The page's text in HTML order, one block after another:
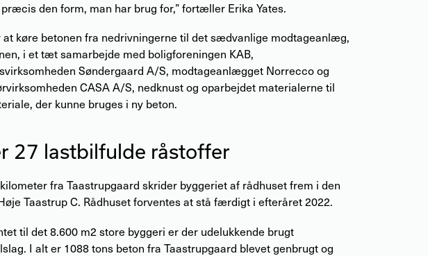
den form, man har brug for,” fortæller Erika Yates.
at køre betonen fra nedrivningerne til det sædvanlige modtageanlæg,
i et tæt samarbejde med boligforeningen KAB,
Søndergaard A/S, modtageanlægget Norrecco og
CASA A/S, nedknust og oparbejdet materialerne til
der kunne bruges i ny beton.
27 lastbilfulde råstoffer
fra Taastrupgaard skrider byggeriet af rådhuset frem i den
Taastrup C. Rådhuset forventes at stå færdigt i efteråret 2022.
til det 8.600 m2 store byggeri er der udelukkende brugt
I alt er 1088 tons beton fra Taastrupgaard blevet genbrugt og